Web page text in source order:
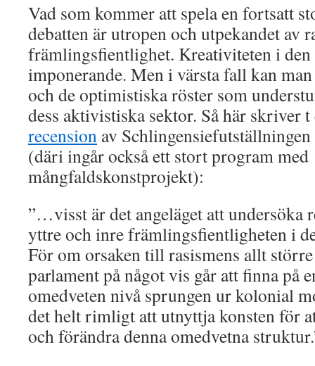
Vad som kommer att spela en fortsatt
debatten är utropen och utpekandet av
främlingsfientlighet. Kreativiteten i den
imponerande. Men i värsta fall kan
och de optimistiska röster som
dess aktivistiska sektor. Så här skriver
recension av
(däri ingår också ett stort program med
mångfaldskonstprojekt):
”…visst är det angeläget att undersöka
yttre och inre främlingsfientligheten i
För om orsaken till rasismens allt
parlament på något vis går att finna på
omedveten nivå sprungen ur kolonial
det helt rimligt att utnyttja konsten för
och förändra denna omedvetna